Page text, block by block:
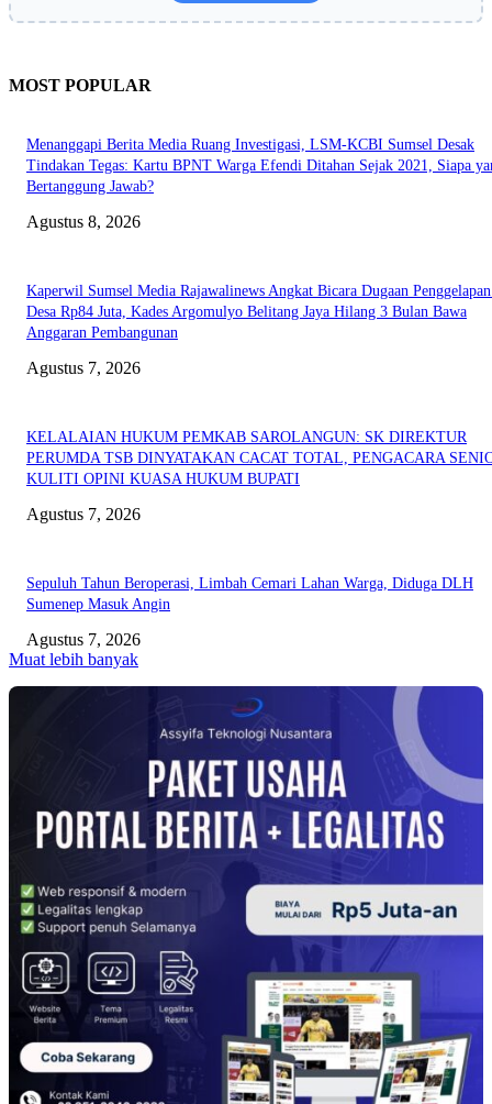
MOST POPULAR
Menanggapi Berita Media Ruang Investigasi, LSM-KCBI Sumsel Desak
Tindakan Tegas: Kartu BPNT Warga Efendi Ditahan Sejak 2021, Siapa
Bertanggung Jawab?
Agustus 8, 2026
Kaperwil Sumsel Media Rajawalinews Angkat Bicara Dugaan
Desa Rp84 Juta, Kades Argomulyo Belitang Jaya Hilang 3 Bulan Bawa
Anggaran Pembangunan
Agustus 7, 2026
KELALAIAN HUKUM PEMKAB SAROLANGUN: SK DIREKTUR
PERUMDA TSB DINYATAKAN CACAT TOTAL, PENGACARA
KULITI OPINI KUASA HUKUM BUPATI
Agustus 7, 2026
Sepuluh Tahun Beroperasi, Limbah Cemari Lahan Warga, Diduga DLH
Sumenep Masuk Angin
Agustus 7, 2026
Muat lebih banyak